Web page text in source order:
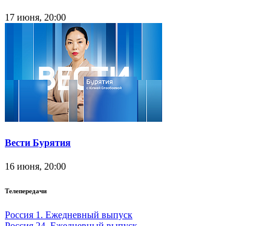
17 июня, 20:00
Вести Бурятия
16 июня, 20:00
Телепередачи
Россия 1. Ежедневный выпуск